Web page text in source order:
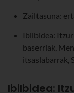
Zailtasuna:
Ibilbidea:
baserriak,
itsaslabarrak,
Ibilbidea: